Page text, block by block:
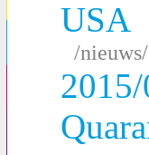
USA
/